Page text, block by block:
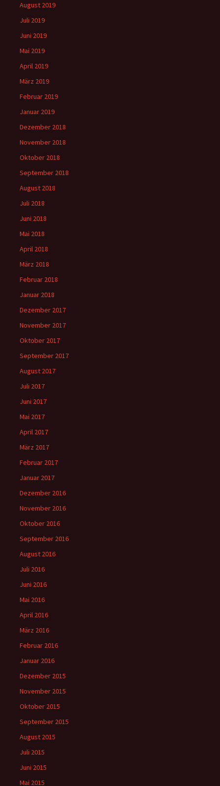
August 2019
Juli 2019
Juni 2019
Mai 2019
April 2019
März 2019
Februar 2019
Januar 2019
Dezember 2018
November 2018
Oktober 2018
September 2018
August 2018
Juli 2018
Juni 2018
Mai 2018
April 2018
März 2018
Februar 2018
Januar 2018
Dezember 2017
November 2017
Oktober 2017
September 2017
August 2017
Juli 2017
Juni 2017
Mai 2017
April 2017
März 2017
Februar 2017
Januar 2017
Dezember 2016
November 2016
Oktober 2016
September 2016
August 2016
Juli 2016
Juni 2016
Mai 2016
April 2016
März 2016
Februar 2016
Januar 2016
Dezember 2015
November 2015
Oktober 2015
September 2015
August 2015
Juli 2015
Juni 2015
Mai 2015